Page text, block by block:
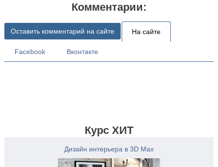
Комментарии:
Оставить комментарий на сайте На сайте
Facebook Вконтакте
Курс ХИТ
Дизайн интерьера в 3D Max